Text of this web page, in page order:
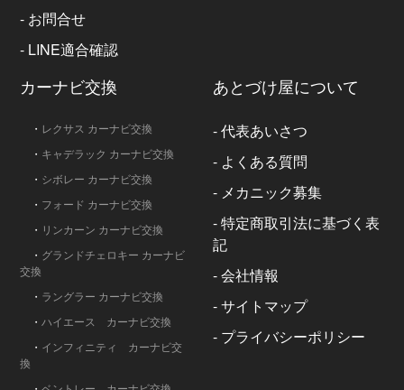
- お問合せ
- LINE適合確認
カーナビ交換
・ レクサス カーナビ交換
・ キャデラック カーナビ交換
・ シボレー カーナビ交換
・ フォード カーナビ交換
・ リンカーン カーナビ交換
・ グランドチェロキー カーナビ
交換
・ ラングラー カーナビ交換
・ ハイエース カーナビ交換
・ インフィニティ カーナビ交
換
あとづけ屋について
-代表あいさつ
- よくある質問
- メカニック募集
-特定商取引法に基づく表
記
-会社情報
-サイトマップ
- プライバシーポリシー